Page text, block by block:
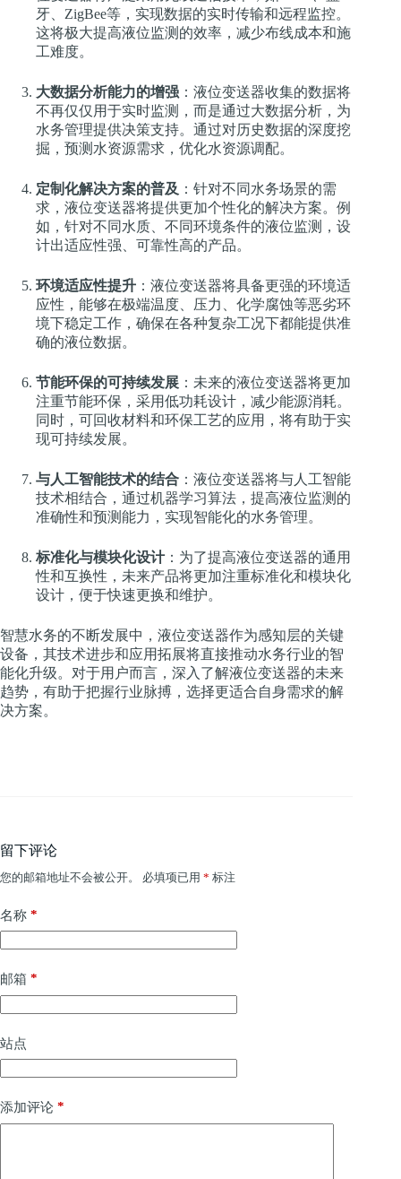
牙、ZigBee等，实现数据的实时传输和远程监控。
这将极大提高液位监测的效率，减少布线成本和施
工难度。
大数据分析能力的增强 ：液位变送器收集的数据将
不再仅仅用于实时监测，而是通过大数据分析，为
水务管理提供决策支持。通过对历史数据的深度挖
掘，预测水资源需求，优化水资源调配。
定制化解决方案的普及 ：针对不同水务场景的需
求，液位变送器将提供更加个性化的解决方案。例
如，针对不同水质、不同环境条件的液位监测，设
计出适应性强、可靠性高的产品。
环境适应性提升 ：液位变送器将具备更强的环境适
应性，能够在极端温度、压力、化学腐蚀等恶劣环
境下稳定工作，确保在各种复杂工况下都能提供准
确的液位数据。
节能环保的可持续发展 ：未来的液位变送器将更加
注重节能环保，采用低功耗设计，减少能源消耗。
同时，可回收材料和环保工艺的应用，将有助于实
现可持续发展。
与人工智能技术的结合 ：液位变送器将与人工智能
技术相结合，通过机器学习算法，提高液位监测的
准确性和预测能力，实现智能化的水务管理。
标准化与模块化设计：为了提高液位变送器的通用
性和互换性，未来产品将更加注重标准化和模块化
设计，便于快速更换和维护。
智慧水务的不断发展中，液位变送器作为感知层的关键
设备，其技术进步和应用拓展将直接推动水务行业的智
能化升级。对于用户而言，深入了解液位变送器的未来
趋势，有助于把握行业脉搏，选择更适合自身需求的解
决方案。
留下评论
您的邮箱地址不会被公开。 必填项已用 * 标注
名称 *
邮箱 *
站点
添加评论 *